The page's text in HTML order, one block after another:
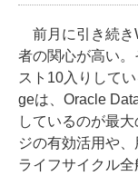
前月に引き続き
者の関心が高い
スト10入りして
geは、Oracle
しているのが最
ジの有効活用や
ライフサイクル全